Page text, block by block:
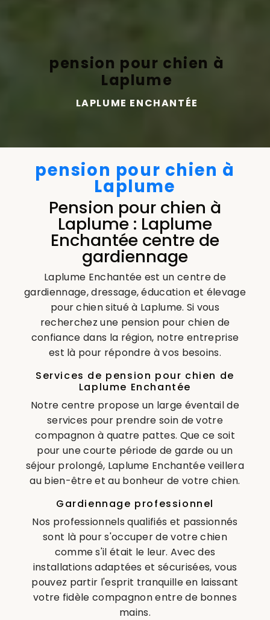
pension pour chien à
Laplume
LAPLUME ENCHANTÉE
pension pour chien à
Laplume
Pension pour chien à
Laplume : Laplume
Enchantée centre de
gardiennage
Laplume Enchantée est un centre de
gardiennage, dressage, éducation et élevage
pour chien situé à Laplume. Si vous
recherchez une pension pour chien de
confiance dans la région, notre entreprise
est là pour répondre à vos besoins.
Services de pension pour chien de
Laplume Enchantée
Notre centre propose un large éventail de
services pour prendre soin de votre
compagnon à quatre pattes. Que ce soit
pour une courte période de garde ou un
séjour prolongé, Laplume Enchantée veillera
au bien-être et au bonheur de votre chien.
Gardiennage professionnel
Nos professionnels qualifiés et passionnés
sont là pour s'occuper de votre chien
comme s'il était le leur. Avec des
installations adaptées et sécurisées, vous
pouvez partir l'esprit tranquille en laissant
votre fidèle compagnon entre de bonnes
mains.